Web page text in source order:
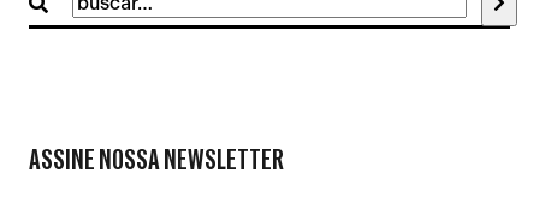
Buscar
por:
ASSINE NOSSA NEWSLETTER